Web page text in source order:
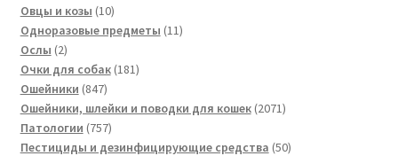
товара
Овцы и козы 1010
товаров
Одноразовые предметы 1111
Ослы 22
товара
Очки для собак 181181
Ошейники 847847
товаров
Ошейники, шлейки и поводки для кошек 20712071
Патологии 757757
товаров
Пестициды и дезинфицирующие средства 5050